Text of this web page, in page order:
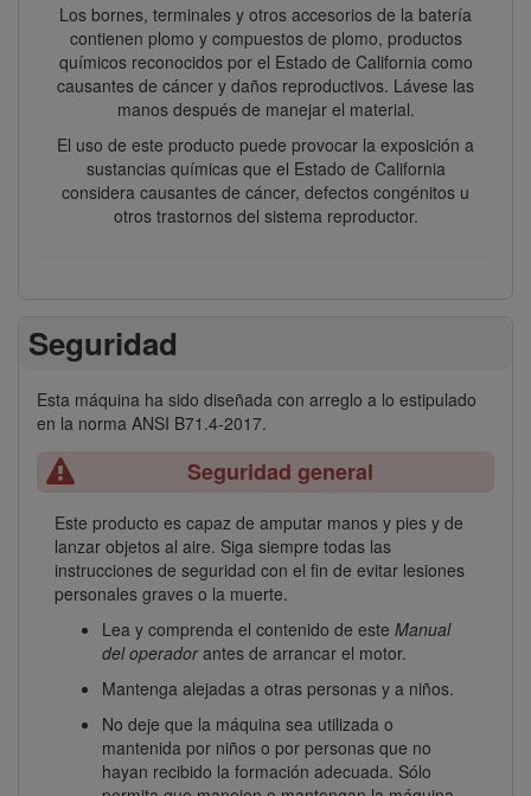
Los bornes, terminales y otros accesorios de la batería
contienen plomo y compuestos de plomo, productos
químicos reconocidos por el Estado de California como
causantes de cáncer y daños reproductivos. Lávese las
manos después de manejar el material.
El uso de este producto puede provocar la exposición a
sustancias químicas que el Estado de California
considera causantes de cáncer, defectos congénitos u
otros trastornos del sistema reproductor.
Seguridad
Esta máquina ha sido diseñada con arreglo a lo estipulado
en la norma ANSI B71.4-2017.
Seguridad general
Este producto es capaz de amputar manos y pies y de
lanzar objetos al aire. Siga siempre todas las
instrucciones de seguridad con el fin de evitar lesiones
personales graves o la muerte.
Lea y comprenda el contenido de este Manual
del operadorantes de arrancar el motor.
Mantenga alejadas a otras personas y a niños.
No deje que la máquina sea utilizada o
mantenida por niños o por personas que no
hayan recibido la formación adecuada. Sólo